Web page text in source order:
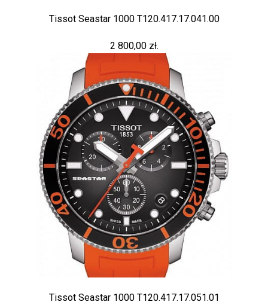
Tissot Seastar 1000 T120.417.17.041.00
2 800,00 zł.
Tissot Seastar 1000 T120.417.17.051.01